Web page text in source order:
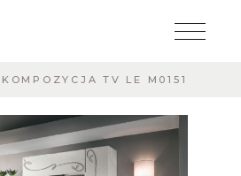
KOMPOZYCJA TV LE M0151